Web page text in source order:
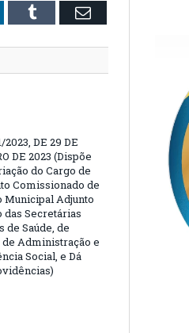
Tumblr Email
2023, DE 29 DE
DE 2023 (Dispõe
do Cargo de
Comissionado de
Municipal Adjunto
Secretárias
de Saúde, de
de Administração e
Social, e Dá